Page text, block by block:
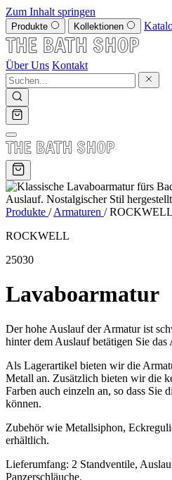
Zum Inhalt springen
Produkte Kollektionen
Über Uns Kontakt
Produkte / Armaturen / ROCKWELL
ROCKWELL
25030
Lavaboarmatur
Der hohe Auslauf der Armatur ist
hinter dem Auslauf betätigen Sie
Als Lagerartikel bieten wir die
Metall an. Zusätzlich bieten wir die
Farben auch einzeln an, so dass Sie
können.
Zubehör wie Metallsiphon,
erhältlich.
Lieferumfang: 2 Standventile,
Panzerschläuche.